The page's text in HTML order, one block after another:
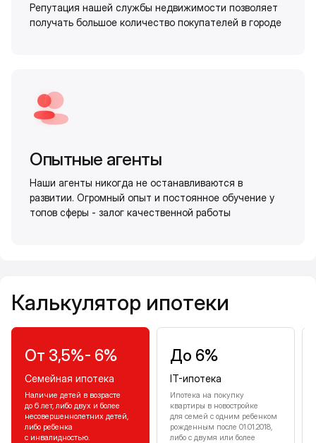
Репутация нашей службы недвижимости позволяет
получать большое количество покупателей в городе
Опытные агенты
Наши агенты никогда не останавливаются в
развитии. Огромный опыт и постоянное обучение у
топов сферы - залог качественной работы
Калькулятор ипотеки
От 3,5%- 6%
Семейная ипотека
Наличие детей в возрасте
до 6 лет, либо двух и более
несовершеннолетних детей,
либо ребенка
с инвалидностью.
До 6%
IT-ипотека
Ипотека на покупку
квартиры в новостройке
для семей с одним ребенком
рожденным после 01.01.2018,
либо с двумя или более